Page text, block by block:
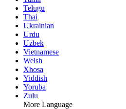
Telugu
Thai
Ukrainian
Urdu
Uzbek
Vietnamese
Welsh
Xhosa
Yiddish
Yoruba
Zulu
More Language